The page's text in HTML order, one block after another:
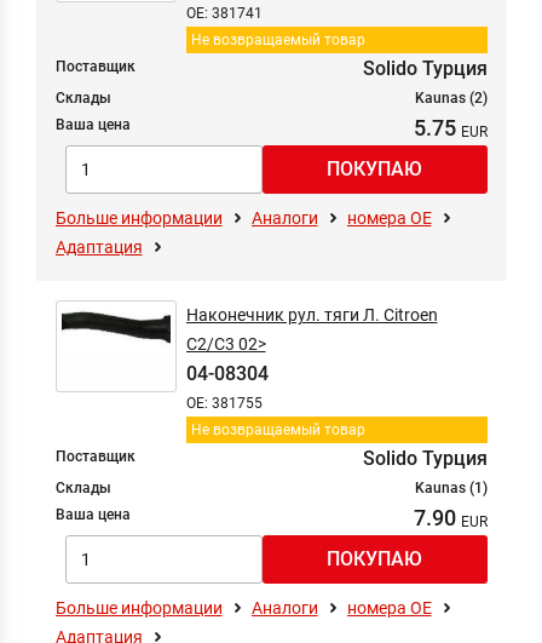
Не возвращаемый товар
OE: 381741
Поставщик Solido Турция
Склады
Kaunas (2)
Ваша цена
5.75
Больше информации Аналоги
номера ОЕ
Адаптация
Не возвращаемый товар
Наконечник рул. тяги Л. Citroen
C2/C3 02>
04-08304
OE: 381755
Поставщик Solido Турция
Склады
Kaunas (1)
Ваша цена
7.90
Больше информации Аналоги
номера ОЕ
Адаптация